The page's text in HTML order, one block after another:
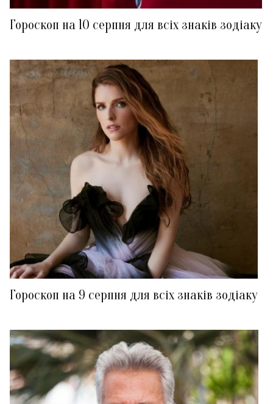
Гороскоп на 10 серпня для всіх знаків зодіаку
Гороскоп на 9 серпня для всіх знаків зодіаку